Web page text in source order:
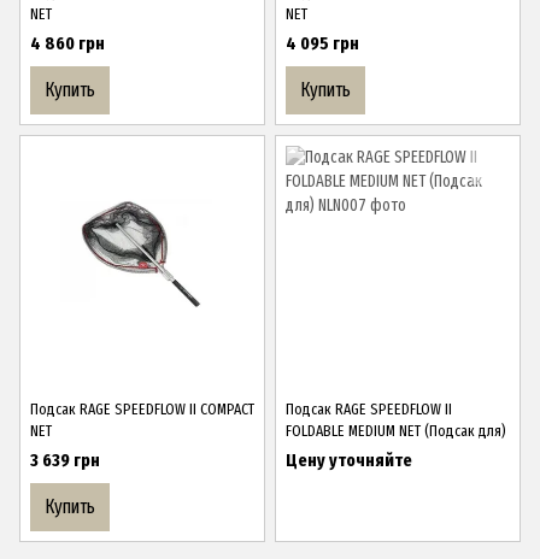
NET
4 860 грн
Купить
NET
4 095 грн
Купить
Подсак RAGE SPEEDFLOW II COMPACT
NET
3 639 грн
Купить
Подсак RAGE SPEEDFLOW II
FOLDABLE MEDIUM NET (Подсак для)
Цену уточняйте